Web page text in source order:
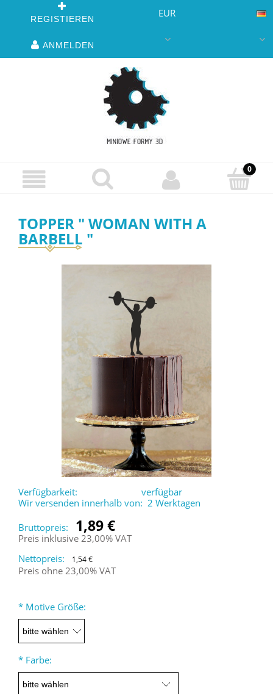
REGISTIEREN
ANMELDEN
EUR
TOPPER " WOMAN WITH A
BARBELL "
Verfügbarkeit:
verfügbar
Wir versenden innerhalb von: 2 Werktagen
Bruttopreis:
1,89 €
Preis inklusive 23,00% VAT
Nettopreis:
1,54 €
Preis ohne 23,00% VAT
* Motive Größe:
* Farbe: